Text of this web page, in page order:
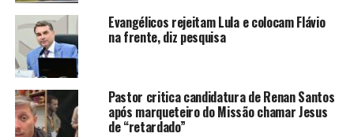
Evangélicos rejeitam Lula e colocam Flávio
na frente, diz pesquisa
Pastor critica candidatura de Renan Santos
após marqueteiro do Missão chamar Jesus
de “retardado”